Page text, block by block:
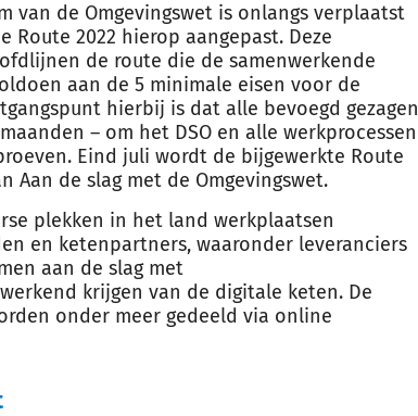
van de Omgevingswet is onlangs verplaatst
Route 2022 hierop aangepast. Deze
de route die de samenwerkende
aan de 5 minimale eisen voor de
hierbij is dat alle bevoegd gezagen
– om het DSO en alle werkprocessen
Eind juli wordt de bijgewerkte Route
Aan de slag met de Omgevingswet.
plekken in het land werkplaatsen
en ketenpartners, waaronder leveranciers
aan de slag met
krijgen van de digitale keten. De
onder meer gedeeld via online